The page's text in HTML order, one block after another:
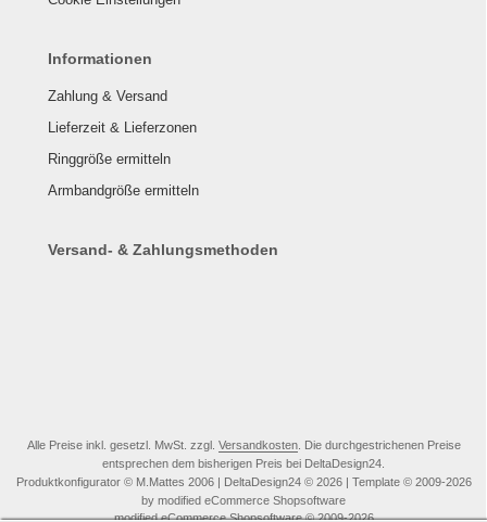
Informationen
Zahlung & Versand
Lieferzeit & Lieferzonen
Ringgröße ermitteln
Armbandgröße ermitteln
Versand- & Zahlungsmethoden
Alle Preise inkl. gesetzl. MwSt. zzgl. Versandkosten. Die durchgestrichenen Preise
entsprechen dem bisherigen Preis bei DeltaDesign24.
Produktkonfigurator © M.Mattes 2006 | DeltaDesign24 © 2026 | Template © 2009-2026
by modified eCommerce Shopsoftware
modified eCommerce Shopsoftware © 2009-2026